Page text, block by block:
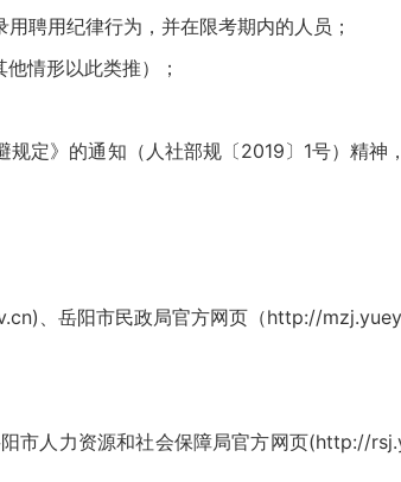
聘用纪律行为，并在限考期内的人员；
情形以此类推）；
定》的通知（人社部规〔2019〕1号）精神
、岳阳市民政局官方网页（http://
人力资源和社会保障局官方网页(http://